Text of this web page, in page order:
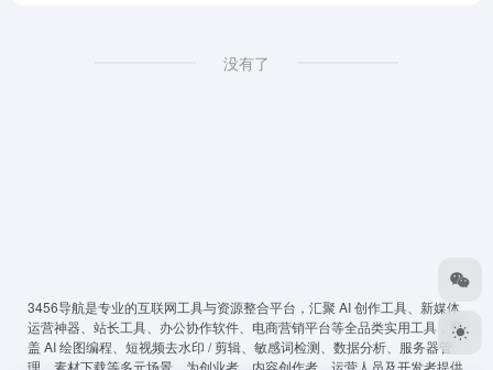
没有了
3456导航是专业的互联网工具与资源整合平台，汇聚 AI 创作工具、新媒体
运营神器、站长工具、办公协作软件、电商营销平台等全品类实用工具，覆
盖 AI 绘图编程、短视频去水印 / 剪辑、敏感词检测、数据分析、服务器管
理、素材下载等多元场景，为创业者、内容创作者、运营人员及开发者提供